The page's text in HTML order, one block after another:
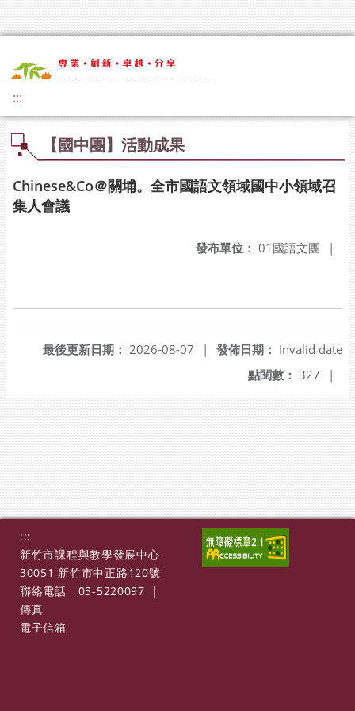
:::
【國中團】活動成果
Chinese&Co＠關埔。全市國語文領域國中小領域召
集人會議
發布單位： 01國語文團 |
發佈日期： Invalid date
最後更新日期： 2026-08-07
|
點閱數： 327 |
:::
新竹市課程與教學發展中心
30051 新竹市中正路120號
聯絡電話
03-5220097
|
傳真
電子信箱